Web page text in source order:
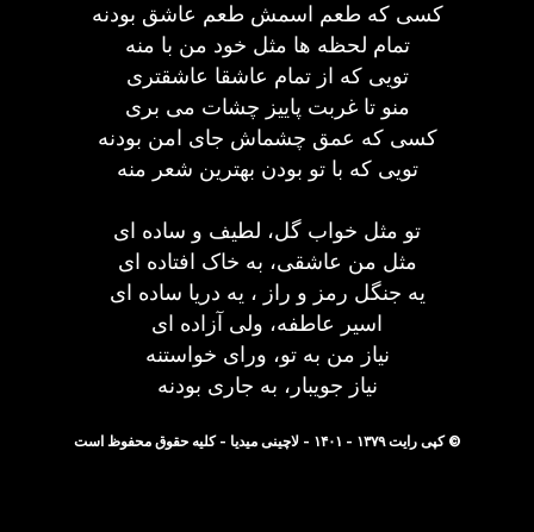
کسی که طعم اسمش طعم عاشق بودنه
تمام لحظه ها مثل خود من با منه
تویی که از تمام عاشقا عاشقتری
منو تا غربت پاییز چشات می بری
کسی که عمق چشماش جای امن بودنه
تویی که با تو بودن بهترین شعر منه
تو مثل خواب گل، لطیف و ساده ای
مثل من عاشقی، به خاک افتاده ای
یه جنگل رمز و راز ، یه دریا ساده ای
اسیر عاطفه، ولی آزاده ای
نیاز من به تو، ورای خواستنه
نیاز جویبار، به جاری بودنه
© کپی رایت ۱۳۷۹ - ۱۴۰۱ - لاچینی میدیا - کلیه حقوق محفوظ است